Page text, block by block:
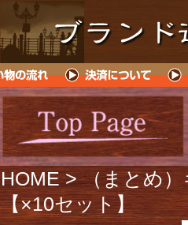
HOME > （まとめ
【×10セット】